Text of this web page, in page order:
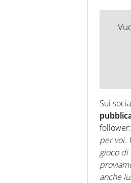
Sui
follower:
per voi.
gioco di
anche